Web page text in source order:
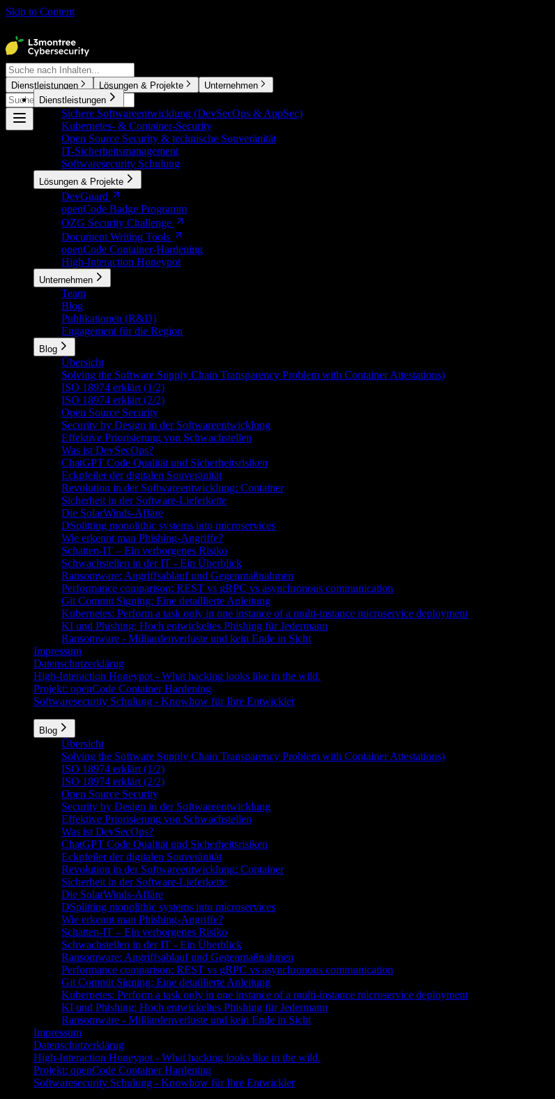
Skip to Content
Dienstleistungen Lösungen & Projekte
Unternehmen
Dienstleistungen
Sichere Softwareentwicklung (DevSecOps & AppSec)
Kubernetes- & Container-Security
Open Source Security & technische Souveränität
IT-Sicherheitsmanagement
Softwaresecurity Schulung
Lösungen & Projekte
DevGuard
openCode Badge Programm
OZG Security Challenge
Document Writing Tools
openCode Container-Hardening
High-Interaction Honeypot
Unternehmen
Team
Blog
Publikationen (R&D)
Engagement für die Region
Blog
Übersicht
Solving the Software Supply Chain Transparency Problem with Container Attestations)
ISO 18974 erklärt (1/2)
ISO 18974 erklärt (2/2)
Open Source Security
Security by Design in der Softwareentwicklung
Effektive Priorisierung von Schwachstellen
Was ist DevSecOps?
ChatGPT Code Qualität und Sicherheitsrisiken
Eckpfeiler der digitalen Souveränität
Revolution in der Softwareentwicklung: Container
Sicherheit in der Software-Lieferkette
Die SolarWinds-Affäre
DSplitting monolithic systems into microservices
Wie erkennt man Phishing-Angriffe?
Schatten-IT – Ein verborgenes Risiko
Schwachstellen in der IT - Ein Überblick
Ransomware: Angriffsablauf und Gegenmaßnahmen
Performance comparison: REST vs gRPC vs asynchronous communication
Git Commit Signing: Eine detaillierte Anleitung
Kubernetes: Perform a task only in one instance of a multi-instance microservice deployment
KI und Phishing: Hoch entwickeltes Phishing für Jedermann
Ransomware - Milliardenverluste und kein Ende in Sicht
Impressum
Datenschutzerklärug
High-Interaction Honeypot - What hacking looks like in the wild.
Projekt: openCode Container Hardening
Softwaresecurity Schulung - Knowhow für Ihre Entwickler
Blog
Übersicht
Solving the Software Supply Chain Transparency Problem with Container Attestations)
ISO 18974 erklärt (1/2)
ISO 18974 erklärt (2/2)
Open Source Security
Security by Design in der Softwareentwicklung
Effektive Priorisierung von Schwachstellen
Was ist DevSecOps?
ChatGPT Code Qualität und Sicherheitsrisiken
Eckpfeiler der digitalen Souveränität
Revolution in der Softwareentwicklung: Container
Sicherheit in der Software-Lieferkette
Die SolarWinds-Affäre
DSplitting monolithic systems into microservices
Wie erkennt man Phishing-Angriffe?
Schatten-IT – Ein verborgenes Risiko
Schwachstellen in der IT - Ein Überblick
Ransomware: Angriffsablauf und Gegenmaßnahmen
Performance comparison: REST vs gRPC vs asynchronous communication
Git Commit Signing: Eine detaillierte Anleitung
Kubernetes: Perform a task only in one instance of a multi-instance microservice deployment
KI und Phishing: Hoch entwickeltes Phishing für Jedermann
Ransomware - Milliardenverluste und kein Ende in Sicht
Impressum
Datenschutzerklärug
High-Interaction Honeypot - What hacking looks like in the wild.
Projekt: openCode Container Hardening
Softwaresecurity Schulung - Knowhow für Ihre Entwickler